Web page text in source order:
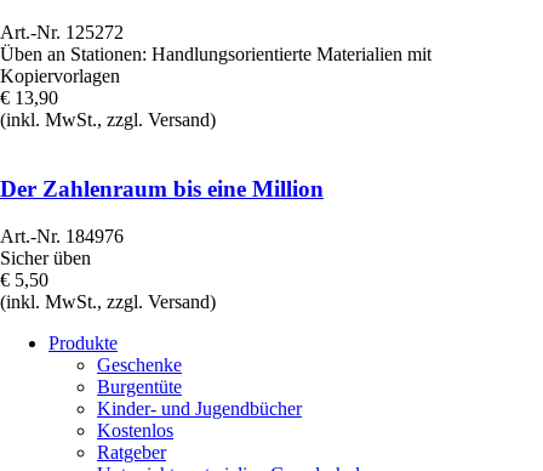
Art.-Nr. 125272
Üben an Stationen: Handlungsorientierte Materialien mit
Kopiervorlagen
€ 13,90
(inkl. MwSt., zzgl. Versand)
Der Zahlenraum bis eine Million
Art.-Nr. 184976
Sicher üben
€ 5,50
(inkl. MwSt., zzgl. Versand)
überspringen
Produkte
Geschenke
Burgentüte
Kinder- und Jugendbücher
Kostenlos
Ratgeber